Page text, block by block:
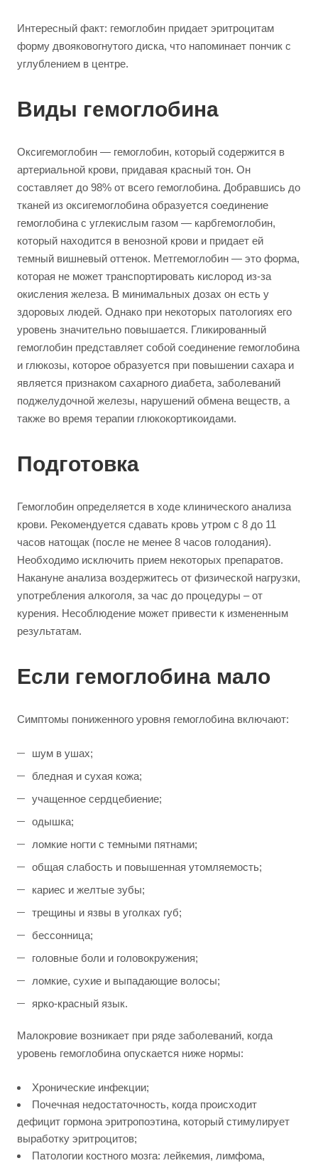
Интересный факт: гемоглобин придает эритроцитам
форму двояковогнутого диска, что напоминает пончик с
углублением в центре.
Виды гемоглобина
Оксигемоглобин — гемоглобин, который содержится в
артериальной крови, придавая красный тон. Он
составляет до 98% от всего гемоглобина. Добравшись до
тканей из оксигемоглобина образуется соединение
гемоглобина с углекислым газом — карбгемоглобин,
который находится в венозной крови и придает ей
темный вишневый оттенок. Метгемоглобин — это форма,
которая не может транспортировать кислород из-за
окисления железа. В минимальных дозах он есть у
здоровых людей. Однако при некоторых патологиях его
уровень значительно повышается. Гликированный
гемоглобин представляет собой соединение гемоглобина
и глюкозы, которое образуется при повышении сахара и
является признаком сахарного диабета, заболеваний
поджелудочной железы, нарушений обмена веществ, а
также во время терапии глюкокортикоидами.
Подготовка
Гемоглобин определяется в ходе клинического анализа
крови. Рекомендуется сдавать кровь утром с 8 до 11
часов натощак (после не менее 8 часов голодания).
Необходимо исключить прием некоторых препаратов.
Накануне анализа воздержитесь от физической нагрузки,
употребления алкоголя, за час до процедуры – от
курения. Несоблюдение может привести к измененным
результатам.
Если гемоглобина мало
Симптомы пониженного уровня гемоглобина включают:
шум в ушах;
бледная и сухая кожа;
учащенное сердцебиение;
одышка;
ломкие ногти с темными пятнами;
общая слабость и повышенная утомляемость;
кариес и желтые зубы;
трещины и язвы в уголках губ;
бессонница;
головные боли и головокружения;
ломкие, сухие и выпадающие волосы;
ярко-красный язык.
Малокровие возникает при ряде заболеваний, когда
уровень гемоглобина опускается ниже нормы:
Хронические инфекции;
Почечная недостаточность, когда происходит
дефицит гормона эритропоэтина, который стимулирует
выработку эритроцитов;
Патологии костного мозга: лейкемия, лимфома,